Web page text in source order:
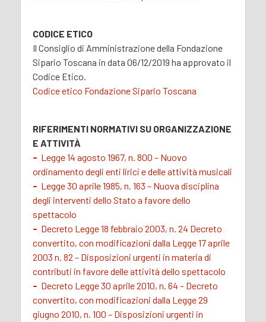
CODICE ETICO
Il Consiglio di Amministrazione della Fondazione
Sipario Toscana in data 06/12/2019 ha approvato il
Codice Etico.
Codice etico Fondazione Sipario Toscana
RIFERIMENTI NORMATIVI SU ORGANIZZAZIONE
E ATTIVITÀ
- Legge 14 agosto 1967, n. 800 – Nuovo
ordinamento degli enti lirici e delle attività musicali
- Legge 30 aprile 1985, n. 163 – Nuova disciplina
degli interventi dello Stato a favore dello
spettacolo
- Decreto Legge 18 febbraio 2003, n. 24 Decreto
convertito, con modificazioni dalla Legge 17 aprile
2003 n. 82 – Disposizioni urgenti in materia di
contributi in favore delle attività dello spettacolo
- Decreto Legge 30 aprile 2010, n. 64 – Decreto
convertito, con modificazioni dalla Legge 29
giugno 2010, n. 100 – Disposizioni urgenti in